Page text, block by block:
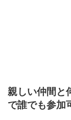
親しい仲間と
で誰でも参加